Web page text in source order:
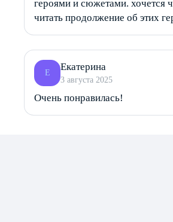
героями и сюжетами. хочется
читать продолжение об этих
Е
Екатерина
3 августа 2025
Очень понравилась!